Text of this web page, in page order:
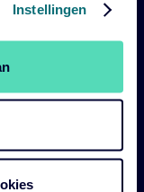
Instellingen